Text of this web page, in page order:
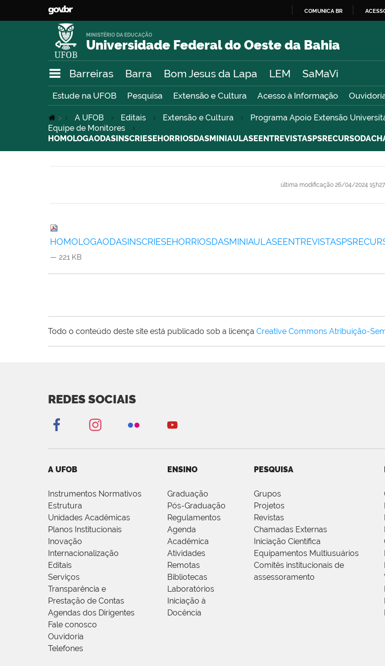
O
COMUNICA BR
Universidade Federal do Oeste da Bahia
MINISTÉRIO DA EDUCAÇÃO
Barreiras Barra Bom Jesus da Lapa LEM SaMaVi
Estude na UFOB Pesquisa Extensão e Cultura Acesso à Informação
A UFOB Editais Extensão e Cultura Programa Apoio Extensão
>
Equipe de Monitores
última modificação26/04/2024 15h27
— 221 KB
Todo o conteúdo deste site está publicado sob a licença Creative Commons Atribuição-
REDES SOCIAIS
A UFOB
Instrumentos Normativos
Estrutura
Unidades Acadêmicas
Planos Institucionais
Inovação
Internacionalização
Editais
Serviços
Transparência e
Prestação de Contas
Agendas dos Dirigentes
Fale conosco
Ouvidoria
Telefones
ENSINO
Graduação
Pós-Graduação
Regulamentos
Agenda
Acadêmica
Atividades
Remotas
Bibliotecas
Laboratórios
Iniciação à
Docência
PESQUISA
Grupos
Projetos
Revistas
Chamadas Externas
Iniciação Científica
Equipamentos Multiusuários
Comitês institucionais de
assessoramento